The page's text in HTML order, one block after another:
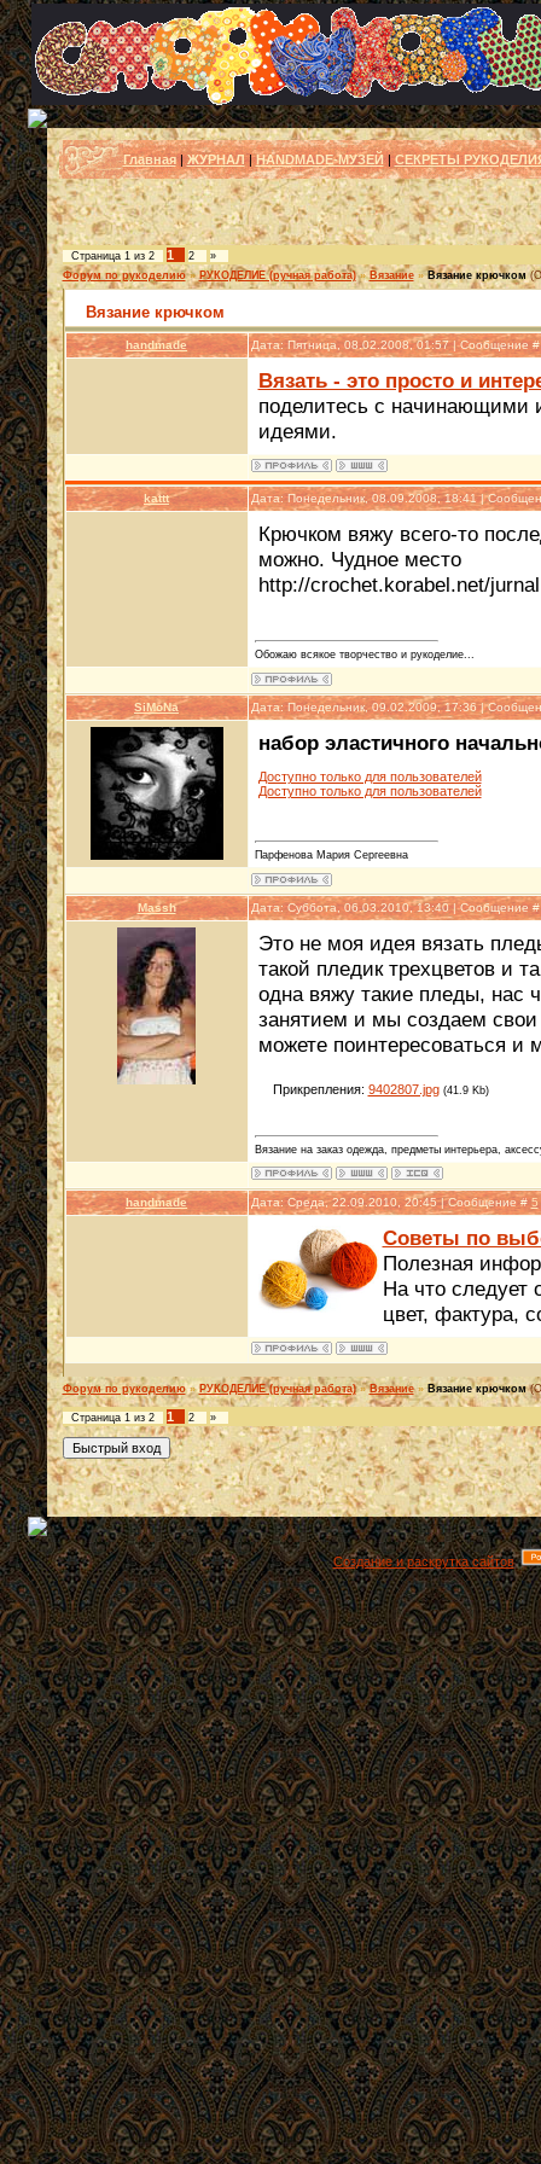
Главная| ЖУРНАЛ|HANDMADE-МУЗЕЙ| СЕКРЕТЫ
Страница 1из 2 1 2
»
Форум по рукоделию » РУКОДЕЛИЕ (ручная работа) » Вязание » Вязание крючком
Вязание крючком
handmade Дата: Пятница, 08.02.2008, 01:57 | Сообщение
Вязать - это просто и
поделитесь с
идеями.
kattt Дата: Понедельник, 08.09.2008, 18:41 |
Крючком вяжу всего-то
можно. Чудное место
http://crochet.korabel.net/
Обожаю всякое творчество и рукоделие...
SiMoNa Дата: Понедельник, 09.02.2009, 17:36 |
набор эластичного
Доступно только для пользователей
Доступно только для пользователей
Парфенова Мария Сергеевна
Massh Дата: Суббота, 06.03.2010, 13:40 | Сообщение
Это не моя идея вязать
такой пледик трехцветов и
одна вяжу такие пледы, нас
занятием и мы создаем свои
можете поинтересоваться
Прикрепления: 9402807.jpg (41.9 Kb)
Вязание на заказ одежда, предметы интерьера,
handmade Дата: Среда, 22.09.2010, 20:45 | Сообщение # 5
Советы по
Полезная
На что следует
цвет, фактура,
Форум по рукоделию » РУКОДЕЛИЕ (ручная работа) » Вязание » Вязание крючком
Страница 1из 2 1 2 »
Создание и раскрутка сайтов